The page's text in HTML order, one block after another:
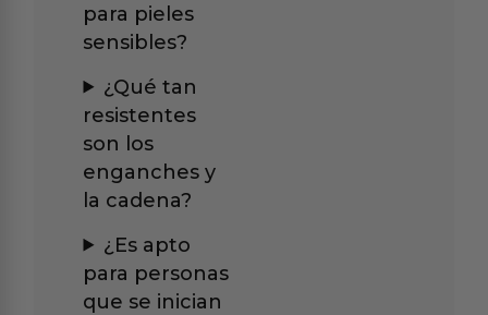
para pieles
sensibles?
¿Qué tan
resistentes
son los
enganches y
la cadena?
¿Es apto
para personas
que se inician